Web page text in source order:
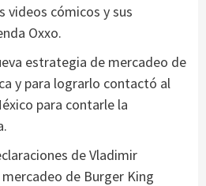
videos cómicos y sus
Oxxo.
estrategia de mercadeo de
y para lograrlo contactó al
para contarle la
de Vladimir
de Burger King